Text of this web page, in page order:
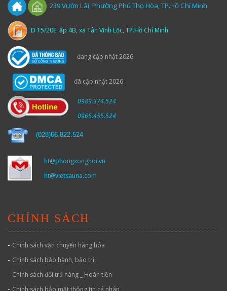
239Vườn Lài,Phường Phú Thọ Hòa, TP.Hồ Chí Minh
D 15/20E ấp 4B, xã Tân Vĩnh Lộc, TP.Hồ Chí Minh
đang cập nhật 2026
đã cập nhật 2026
0989.374.524
0965.455.524
(028)66.822.524
ht@phongxonghoi.vn
ht@vietsauna.com
CHÍNH SÁCH
- Chính sách vận chuyển hàng hóa
- Chính sách bảo hành, bảo trì
- Chính sách đổi trả hàng _ Hoàn tiền
- Chính sách bảo mật thông tin cá nhân